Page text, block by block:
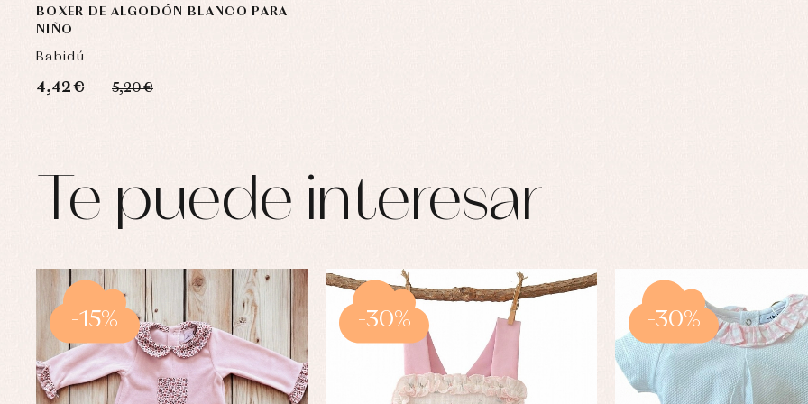
BOXER DE ALGODÓN BLANCO PARA
NIÑO
Babidú
4,42 € 5,20 €
Te puede interesar
-15% -30% -30%